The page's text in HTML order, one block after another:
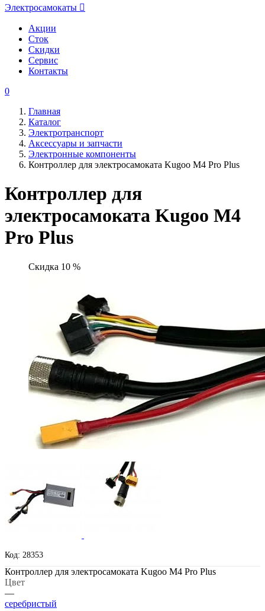
Электросамокаты
Акции
Сток
Скидки
Сервис
Контакты
0
Главная
Каталог
Электротранспорт
Аксессуары и запчасти
Электронные компоненты
Контроллер для электросамоката Kugoo M4 Pro Plus
Контроллер для
электросамоката Kugoo M4
Pro Plus
Скидка 10 %
Код: 28353
Контроллер для электросамоката Kugoo M4 Pro Plus
Цвет
—
серебристый